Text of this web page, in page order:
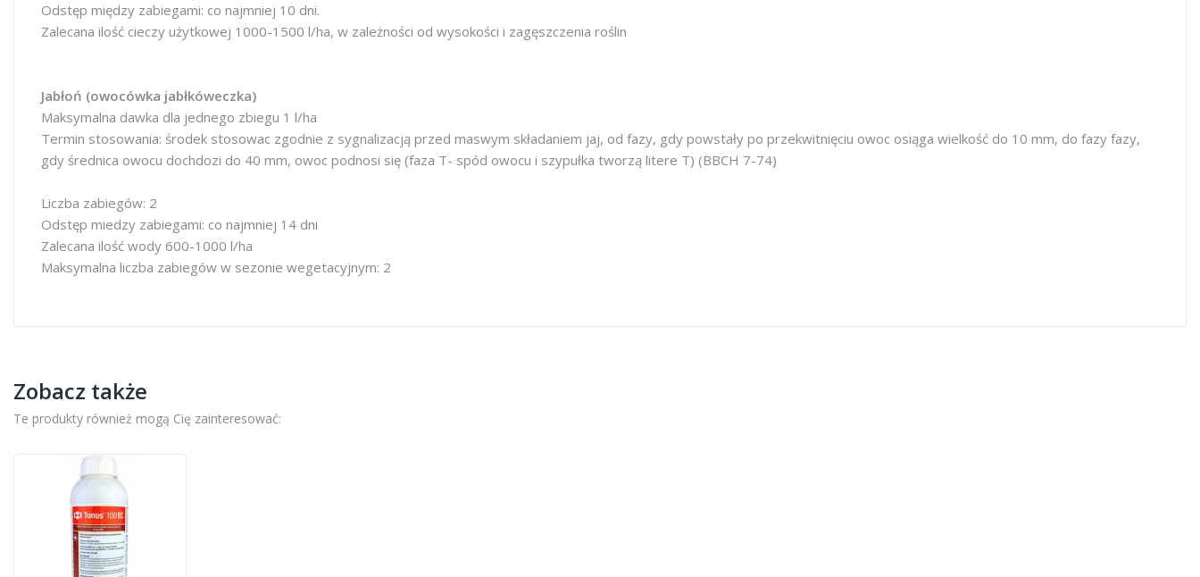
Odstęp między zabiegami: co najmniej 10 dni.
Zalecana ilość cieczy użytkowej 1000-1500 l/ha, w zależności od wysokości i zagęszczenia roślin
Jabłoń (owocówka jabłkóweczka)
Maksymalna dawka dla jednego zbiegu 1 l/ha
Termin stosowania: środek stosowac zgodnie z sygnalizacją przed maswym składaniem jaj, od fazy, gdy powstały po przekwitnięciu owoc osiąga wielkość do 10 mm, do fazy fazy,
gdy średnica owocu dochdozi do 40 mm, owoc podnosi się (faza T- spód owocu i szypułka tworzą litere T) (BBCH 7-74)
Liczba zabiegów: 2
Odstęp miedzy zabiegami: co najmniej 14 dni
Zalecana ilość wody 600-1000 l/ha
Maksymalna liczba zabiegów w sezonie wegetacyjnym: 2
Zobacz także
Te produkty również mogą Cię zainteresować: